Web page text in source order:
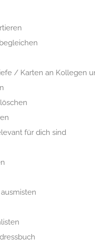
/ Karten an Kollegen
für dich sind